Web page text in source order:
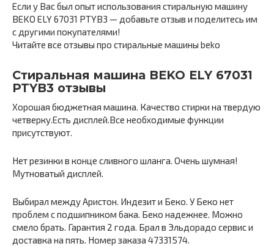
Если у Вас был опыт использования стиральную машину
BEKO ELY 67031 PTYB3 — добавьте отзыв и поделитесь им
с другими покупателями!
Читайте все отзывы про стиральные машины beko
Стиральная машина BEKO ELY 67031
PTYB3 отзывы
Хорошая бюджетная машина. Качество стирки на твердую
четверку.Есть дисплей.Все необходимые функции
присутствуют.
Нет резинки в конце сливного шланга. Очень шумная!
Мутноватый дисплей.
Выбирал между Аристон. Индезит и Беко. У Беко нет
проблем с подшипником бака. Беко надежнее. Можно
смело брать. Гарантия 2 года. Брал в Эльдорадо сервис и
доставка на пять. Номер заказа 47331574.